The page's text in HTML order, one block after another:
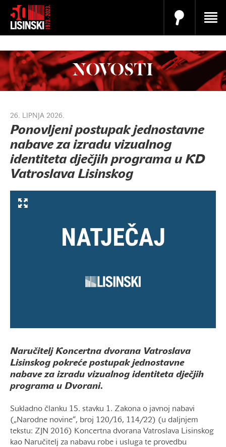
NOVOSTI
26. LIPNJA 2026.
Ponovljeni postupak jednostavne
nabave za izradu vizualnog
identiteta dječjih programa u KD
Vatroslava Lisinskog
Naručitelj Koncertna dvorana Vatroslava
Lisinskog pokreće postupak jednostavne
nabave za izradu vizualnog identiteta dječjih
programa u Dvorani.
Sukladno članku 15. stavku 1. Zakona o javnoj nabavi
(„Narodne novine“, broj 120/16, 114/22) (u daljnjem
tekstu: ZJN 2016) Koncertna dvorana Vatroslava Lisinskog
kao Naručitelj za nabavu robe i usluga te provedbu